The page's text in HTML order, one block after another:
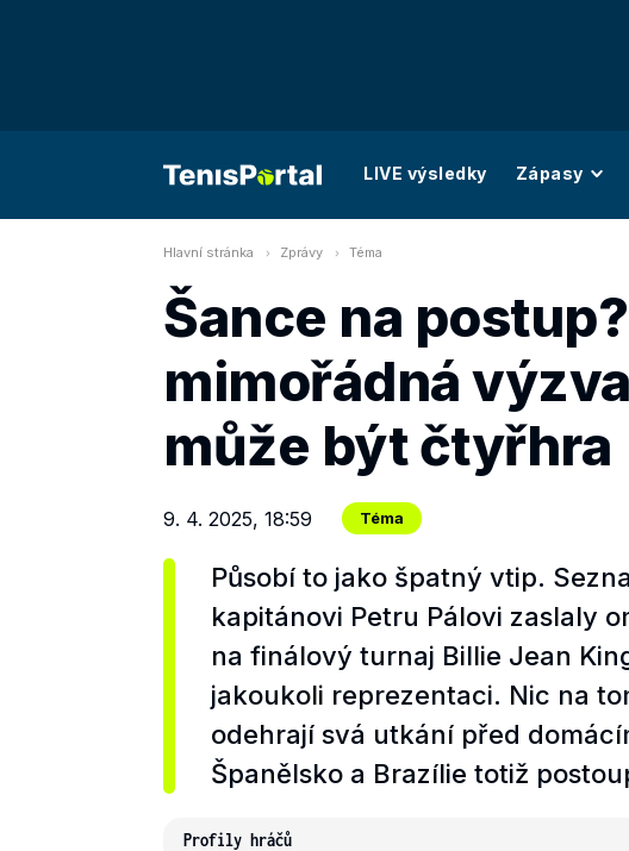
LIVE výsledky Zápasy
Hlavní stránka Zprávy Téma
Šance na
mimořádná
může být čtyřhra
9. 4. 2025, 18:59 Téma
Působí to jako špatný vtip.
kapitánovi Petru Pálovi zaslaly
na finálový turnaj Billie Jean
jakoukoli reprezentaci. Nic na
odehrají svá utkání před
Španělsko a Brazílie totiž
Profily hráčů